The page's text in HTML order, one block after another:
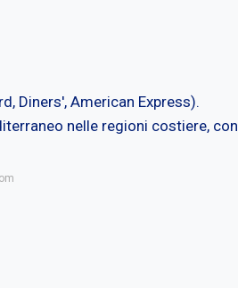
Diners', American Express).
nelle regioni costiere, con